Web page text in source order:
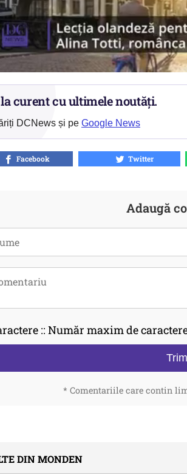
curent cu ultimele noutăți.
DCNews și pe Google News
Facebook Twitter
Adaugă
:: Număr maxim de
* Comentariile care contin
DIN MONDEN